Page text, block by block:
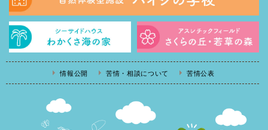
情報公開 苦情・相談について 苦情公表